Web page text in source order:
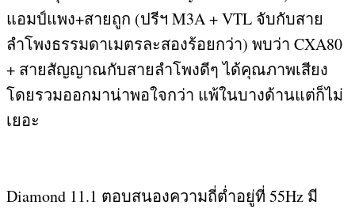
แอมป์แพง+สายถูก (ปรีฯ M3A + VTL จับกับสาย
ลำโพงธรรมดาเมตรละสองร้อยกว่า) พบว่า CXA80
+ สายสัญญาณกับสายลำโพงดีๆ ได้คุณภาพเสียง
โดยรวมออกมาน่าพอใจกว่า แพ้ในบางด้านแต่ก็ไม่
เยอะ
Diamond 11.1 ตอบสนองความถี่ต่ำอยู่ที่ 55Hz มี